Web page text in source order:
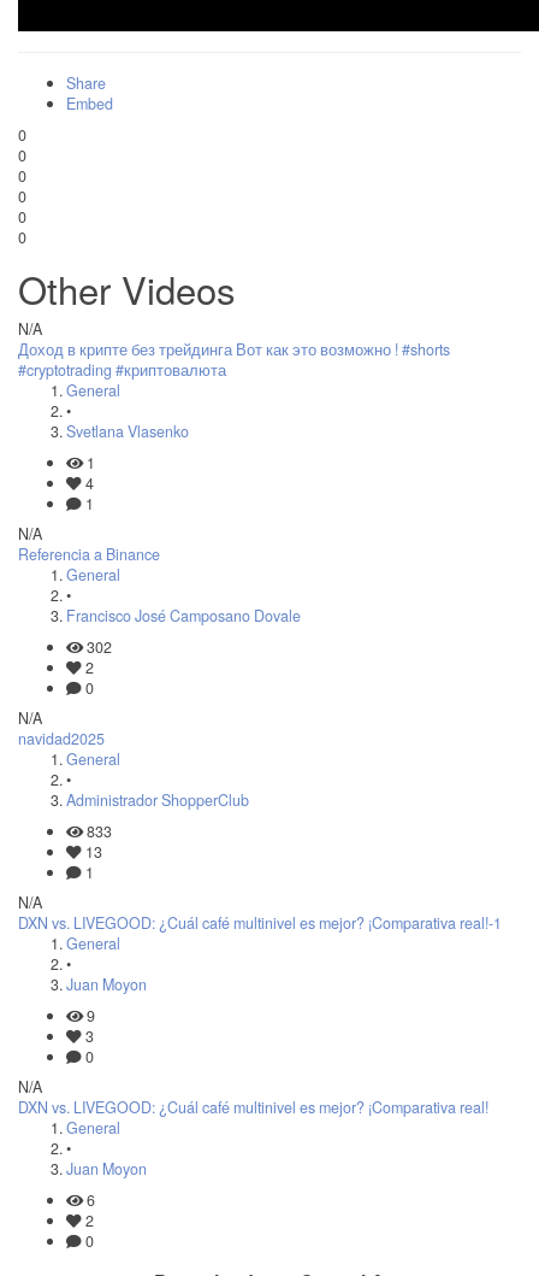
Share
Embed
0
0
0
0
0
0
Other Videos
N/A
Доход в крипте без трейдинга Вот как это возможно ! #shorts
#cryptotrading #криптовалюта
General
•
Svetlana Vlasenko
1
4
1
N/A
Referencia a Binance
General
•
Francisco José Camposano Dovale
302
2
0
N/A
navidad2025
General
•
Administrador ShopperClub
833
13
1
N/A
DXN vs. LIVEGOOD: ¿Cuál café multinivel es mejor? ¡Comparativa real!-1
General
•
Juan Moyon
9
3
0
N/A
DXN vs. LIVEGOOD: ¿Cuál café multinivel es mejor? ¡Comparativa real!
General
•
Juan Moyon
6
2
0